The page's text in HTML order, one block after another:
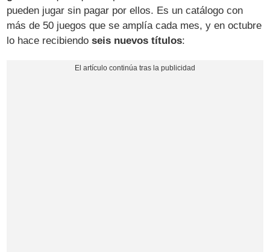
pueden jugar sin pagar por ellos. Es un catálogo con
más de 50 juegos que se amplía cada mes, y en octubre
lo hace recibiendoseis nuevos títulos: